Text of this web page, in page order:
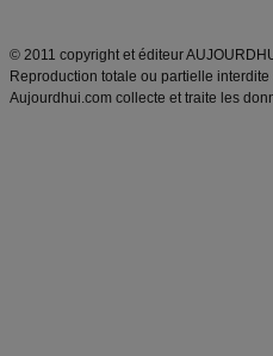
© 2011 copyright et éditeur
Reproduction totale ou partielle
Aujourdhui.com collecte et traite les